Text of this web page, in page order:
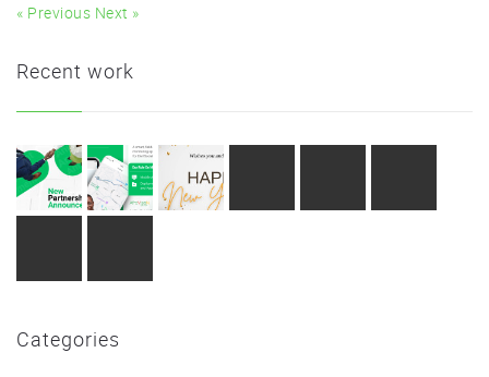
« Previous Next »
Recent work
Categories